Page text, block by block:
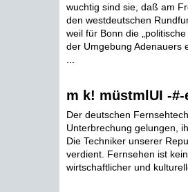
wuchtig sind sie, daß am
den westdeutschen
weil für Bonn die
der Umgebung Adenauers
m k! müstmlUI -
Der deutschen
Unterbrechung gelungen,
Die Techniker unserer
verdient. Fernsehen ist
wirtschaftlicher und